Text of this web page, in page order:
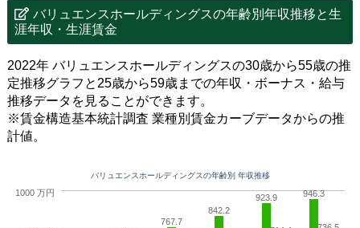
バリュエンスホールディングスの年齢別年収推移と生
涯年収・生涯賃金
2022年 バリュエンスホールディングスの30歳から55歳の推
定推移グラフと25歳から59歳までの年収・ボーナス・給与
推移データを見ることができます。
※賃金構造基本統計調査 業種別賃金カーブデータからの推
計値。
バリュエンスホールディングスの年齢別 年収推移
767.7
842.2
923.9 946.3
1000 万円